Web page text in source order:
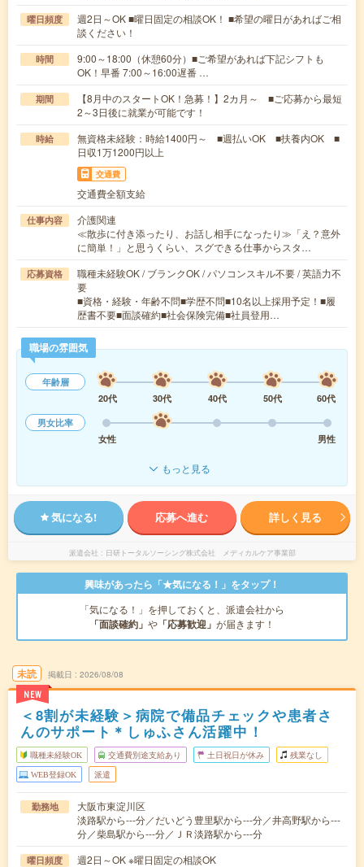
曜日頻度
週2日～OK ■曜日固定の相談OK！ ■希望の曜日があればご相
談ください！
時間
9:00～18:00（休憩60分）■ご希望があれば下記シフトも
OK！早番 7:00～16:00遅番 …
期間
【8月中のスタートOK！急募！】2カ月～ ■ご応募から最短
2～3日後に就業が可能です！
時給
無資格未経験：時給1400円～ ■週払いOK ■扶養内OK ■
日収1万1200円以上
交通費
交通費全額支給
仕事内容
介護関連
≪散歩に付き添ったり、お話し相手になったり≫「え？意外
に簡単！」と思うくらい、スグできる仕事からスタ…
応募資格
職種未経験OK / ブランクOK / パソコンスキル不要 / 英語力不
要
■資格・経験・年齢不問■学歴不問■10名以上採用予定！■履
歴書不要■面談確約■社会保険完備■社員登用…
職場の雰囲気
年齢層
20代
30代 40代 50代
60代
男女比率
女性
男性
もっと見る
気になる! 応募へ進む 詳しく見る
派遣会社 日研トータルソーシング株式会社 メディカルケア事業部
興味があったら「★気になる！」をタップ！
「気になる！」を押しておくと、派遣会社から
「面談確約」 や 「応募歓迎」 が届きます！
未読
NEW
掲載日 2026/08/08
＜8割が未経験＞病院で備品チェックや患者さ
んのサポート＊しゅふさん活躍中！
職種未経験OK 交通費別途支給あり 土日祝日が休み 残業なし
WEB登録OK 派遣
勤務地
大阪市東淀川区
淡路駅から---分／だいどう豊里駅から---分／井高野駅から---
分／柴島駅から---分／ＪＲ淡路駅から---分
曜日頻度 週2日～OK ※曜日固定の相談OK